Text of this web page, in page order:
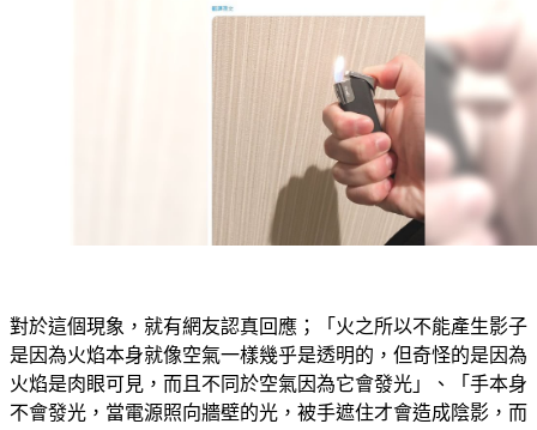
是因為火焰本身就像空氣一樣幾乎是透明的，但奇怪的是因為
火焰是肉眼可見，而且不同於空氣因為它會發光」、「手本身
不會發光，當電源照向牆壁的光，被手遮住才會造成陰影，而
火本身會發光，即使沒遮住光源，也會自己發光，所以不會產